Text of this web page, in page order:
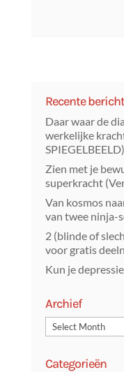
Recente
Daar waar de
werkelijke
SPIEGELBEELD)
Zien met je
superkracht
Van kosmos
van twee ninja-
2 (blinde of
voor gratis
Kun je depressie
Archief
Categorieën